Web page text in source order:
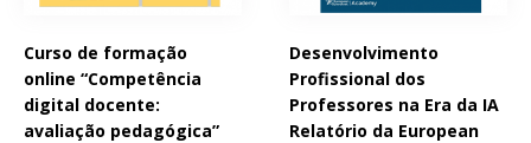
Curso de formação
online “Competência
digital docente:
avaliação pedagógica”
Desenvolvimento
Profissional dos
Professores na Era da IA
Relatório da European